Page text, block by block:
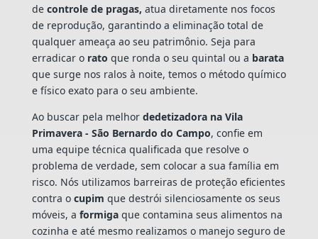
de controle de pragas, atua diretamente nos focos
de reprodução, garantindo a eliminação total de
qualquer ameaça ao seu patrimônio. Seja para
erradicar o rato que ronda o seu quintal ou a barata
que surge nos ralos à noite, temos o método químico
e físico exato para o seu ambiente.
Ao buscar pela melhor dedetizadora na Vila
Primavera - São Bernardo do Campo, confie em
uma equipe técnica qualificada que resolve o
problema de verdade, sem colocar a sua família em
risco. Nós utilizamos barreiras de proteção eficientes
contra o cupim que destrói silenciosamente os seus
móveis, a formigaque contamina seus alimentos na
cozinha e até mesmo realizamos o manejo seguro de